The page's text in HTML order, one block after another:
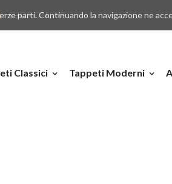
SHOP ONLINE
Classici Tappeti Moderni
parti. Continuando la navigazione ne